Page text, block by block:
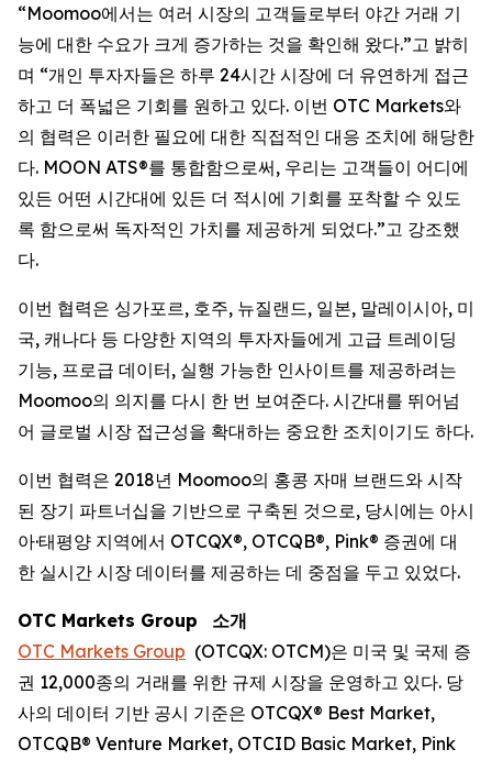
“Moomoo에서는 여러 시장의 고객들로부터 야간 거래 기
능에 대한 수요가 크게 증가하는 것을 확인해 왔다.”고 밝히
며 “개인 투자자들은 하루 24시간 시장에 더 유연하게 접근
하고 더 폭넓은 기회를 원하고 있다. 이번 OTC Markets와
의 협력은 이러한 필요에 대한 직접적인 대응 조치에 해당한
다. MOON ATS®를 통합함으로써, 우리는 고객들이 어디에
있든 어떤 시간대에 있든 더 적시에 기회를 포착할 수 있도
록 함으로써 독자적인 가치를 제공하게 되었다.”고 강조했
다.
이번 협력은 싱가포르, 호주, 뉴질랜드, 일본, 말레이시아, 미
국, 캐나다 등 다양한 지역의 투자자들에게 고급 트레이딩
기능, 프로급 데이터, 실행 가능한 인사이트를 제공하려는
Moomoo의 의지를 다시 한 번 보여준다. 시간대를 뛰어넘
어 글로벌 시장 접근성을 확대하는 중요한 조치이기도 하다.
이번 협력은 2018년 Moomoo의 홍콩 자매 브랜드와 시작
된 장기 파트너십을 기반으로 구축된 것으로, 당시에는 아시
아·태평양 지역에서 OTCQX®, OTCQB®, Pink® 증권에 대
한 실시간 시장 데이터를 제공하는 데 중점을 두고 있었다.
OTC Markets Group
소개
OTC Markets Group (OTCQX: OTCM)은 미국 및 국제 증
권 12,000종의 거래를 위한 규제 시장을 운영하고 있다. 당
사의 데이터 기반 공시 기준은 OTCQX® Best Market,
OTCQB® Venture Market, OTCID Basic Market, Pink